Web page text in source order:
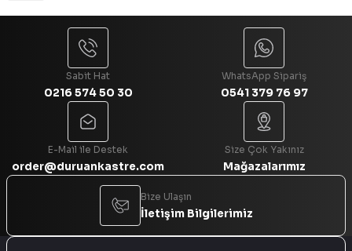
Sabit Hat
0216 574 50 30
WhatsApp Sipariş
0541 379 76 97
E-Mail ile Destek
order@duruankastre.com
Size Çok Yakınız
Mağazalarımız
Bize Ulaşın
İletişim Bilgilerimiz